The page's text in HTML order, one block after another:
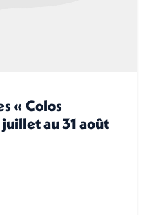
« Colos
au 31 août